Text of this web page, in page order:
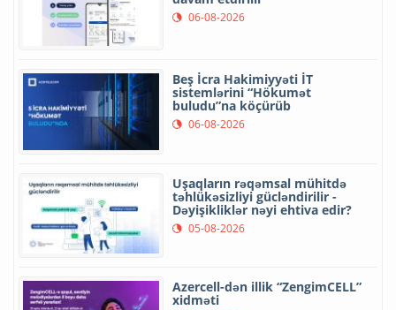
06-08-2026
Beş İcra Hakimiyyəti İT
sistemlərini “Hökumət
buludu”na köçürüb
06-08-2026
Uşaqların rəqəmsal mühitdə
təhlükəsizliyi gücləndirilir -
Dəyişikliklər nəyi ehtiva edir?
05-08-2026
Azercell-dən illik “ZengimCELL”
xidməti